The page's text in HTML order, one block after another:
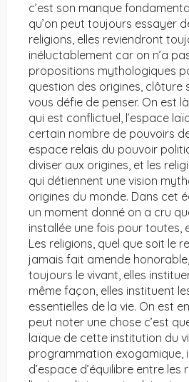
c’est son manque
qu’on peut toujours essayer
religions, elles reviendront
inéluctablement car on n’a
propositions mythologiques
question des origines, clôture
vous défie de penser. On est
qui est conflictuel, l’espace
certain nombre de pouvoirs
espace relais du pouvoir
diviser aux origines, et les
qui détiennent une vision
origines du monde. Dans cet
un moment donné on a cru
installée une fois pour toutes,
Les religions, quel que soit le
jamais fait amende
toujours le vivant, elles
même façon, elles instituent
essentielles de la vie. On est
peut noter une chose c’est
laïque de cette institution du
programmation exogamique,
d’espace d’équilibre entre les